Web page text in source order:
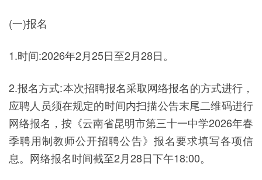
(一)报名
1.时间:2026年2月25日至2月28日。
2.报名方式:本次招聘报名采取网络报名的方式进行，
应聘人员须在规定的时间内扫描公告末尾二维码进行
网络报名，按《云南省昆明市第三十一中学2026年春
季聘用制教师公开招聘公告》报名要求填写各项信
息。网络报名时间截至2月28日下午18:00。